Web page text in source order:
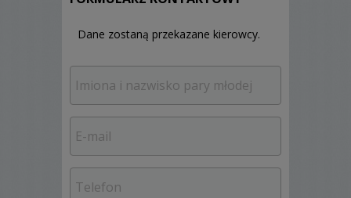
Dane zostaną przekazane kierowcy.